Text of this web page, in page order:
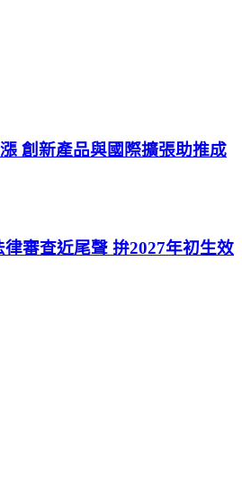
創新產品與國際擴張助推成
審查近尾聲 拚2027年初生效